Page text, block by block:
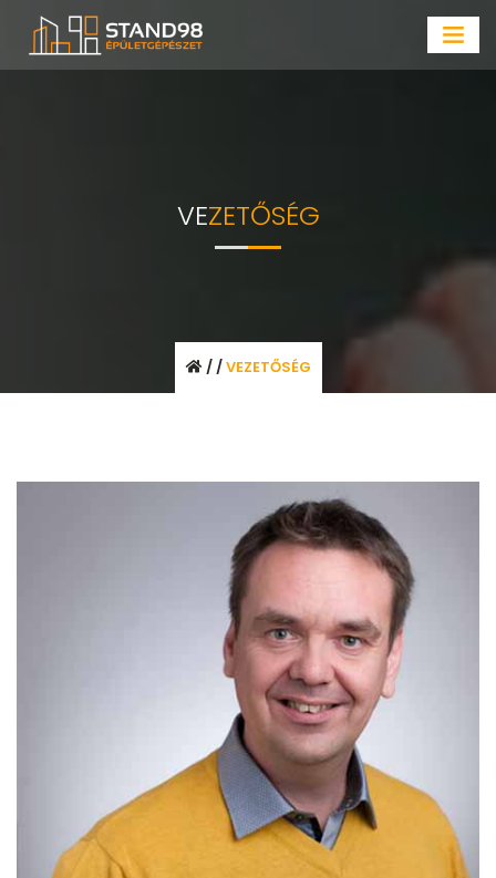
VEZETŐSÉG
//VEZETŐSÉG